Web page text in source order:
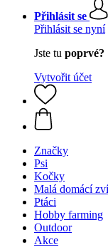
Přihlásit se
Přihlásit se nyní
Jste tu poprvé?
Vytvořit účet
Značky
Psi
Kočky
Malá domácí
Ptáci
Hobby farming
Outdoor
Akce